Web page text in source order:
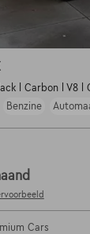
l Carbon l V8 l
Benzine
Cars